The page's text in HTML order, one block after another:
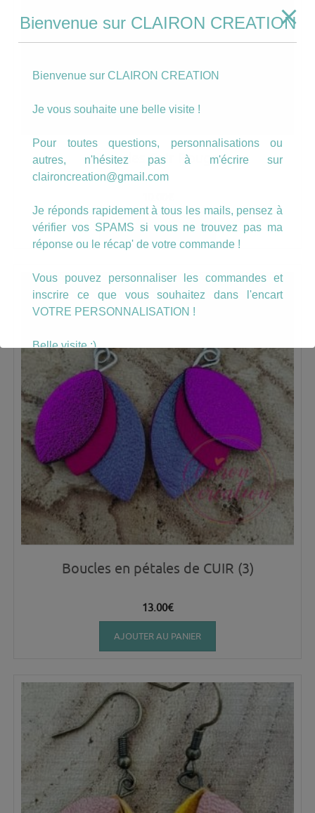
Boucles Cuir Rouge
AJOUTER AU PANIER
Boucles en pétales de CUIR (3)
13.00€
AJOUTER AU PANIER
Bienvenue sur CLAIRON CREATION
Bienvenue sur CLAIRON CREATION
Je vous souhaite une belle visite !
Pour toutes questions, personnalisations ou
autres, n'hésitez pas à m'écrire sur
claironcreation@gmail.com
Je réponds rapidement à tous les mails, pensez à
vérifier vos SPAMS si vous ne trouvez pas ma
réponse ou le récap' de votre commande !
Vous pouvez personnaliser les commandes et
inscrire ce que vous souhaitez dans l'encart
VOTRE PERSONNALISATION !
Belle visite :)